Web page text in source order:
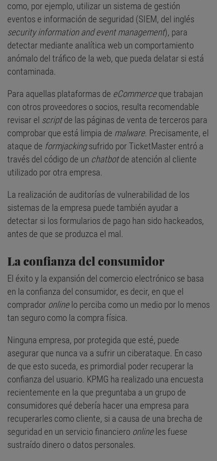
como, por ejemplo, utilizar un sistema de gestión
eventos e información de seguridad (SIEM, del inglés
security information and event management), para
detectar mediante analítica web un comportamiento
anómalo del tráfico de la web, que pueda delatar si está
contaminada.
Para aquellas plataformas de eCommerceque trabajan
con otros proveedores o socios, resulta recomendable
revisar el scriptde las páginas de venta de terceros para
comprobar que está limpia de malware. Precisamente, el
ataque de formjackingsufrido por TicketMaster entró a
través del código de un chatbotde atención al cliente
utilizado por otra empresa.
La realización de auditorías de vulnerabilidad de los
sistemas de la empresa puede también ayudar a
detectar si los formularios de pago han sido hackeados,
antes de que se produzca el mal.
La confianza del consumidor
El éxito y la expansión del comercio electrónico se basa
en la confianza del consumidor, es decir, en que el
comprador onlinelo perciba como un medio por lo menos
tan seguro como la compra física.
Ninguna empresa, por protegida que esté, puede
asegurar que nunca va a sufrir un ciberataque. En caso
de que esto suceda, es primordial poder recuperar la
confianza del usuario. KPMG ha realizado una encuesta
recientemente en la que preguntaba a un grupo de
consumidores qué debería hacer una empresa para
recuperarles como cliente, si a causa de una brecha de
seguridad en un servicio financiero onlineles fuese
sustraído dinero o datos personales.